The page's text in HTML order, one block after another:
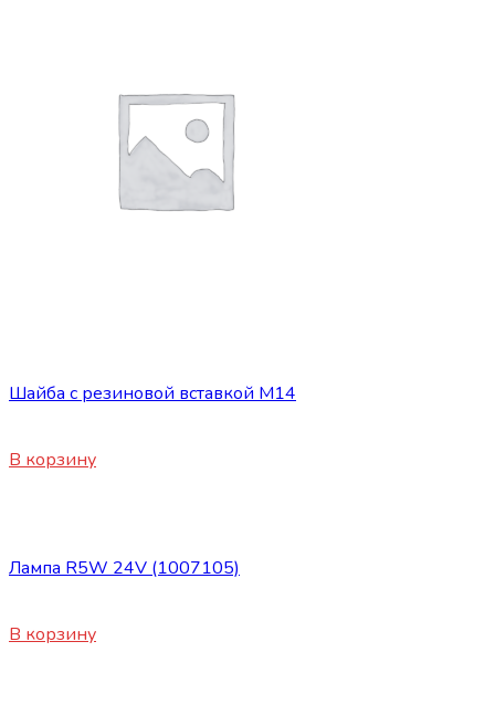
Шайба с резиновой вставкой М14
В корзину
Лампа R5W 24V (1007105)
В корзину